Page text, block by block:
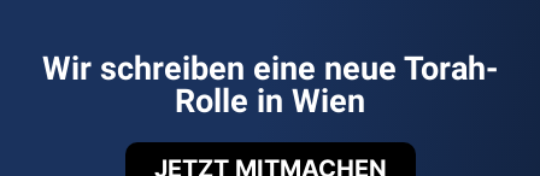
Wir schreiben eine neue Torah-
Rolle in Wien
JETZT MITMACHEN